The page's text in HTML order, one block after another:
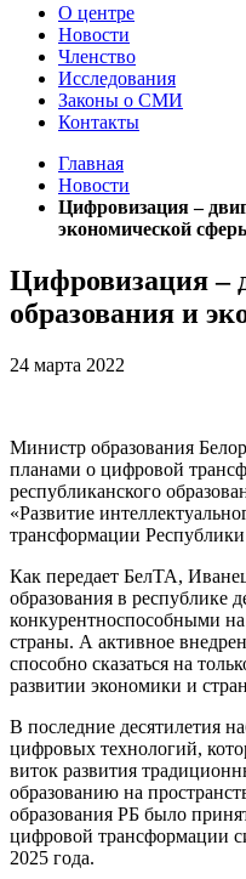
О центре
Новости
Членство
Исследования
Законы о СМИ
Контакты
Главная
Новости
Цифровизация –
экономической
Цифровизация –
образования и
24 марта 2022
Министр образования
планами о цифровой
республиканского
«Развитие
трансформации Республики
Как передает БелТА,
образования в республике
конкурентноспособными
страны. А активное
способно сказаться на
развитии экономики и
В последние десятилетия
цифровых технологий,
виток развития
образованию на
образования РБ было
цифровой трансформации
2025 года.